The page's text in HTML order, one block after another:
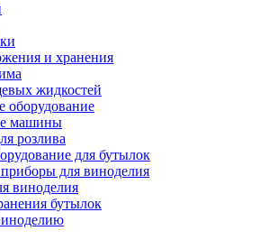
и хранения
жидкостей
оборудование
машины
розлива
для бутылок
для виноделия
виноделия
бутылок